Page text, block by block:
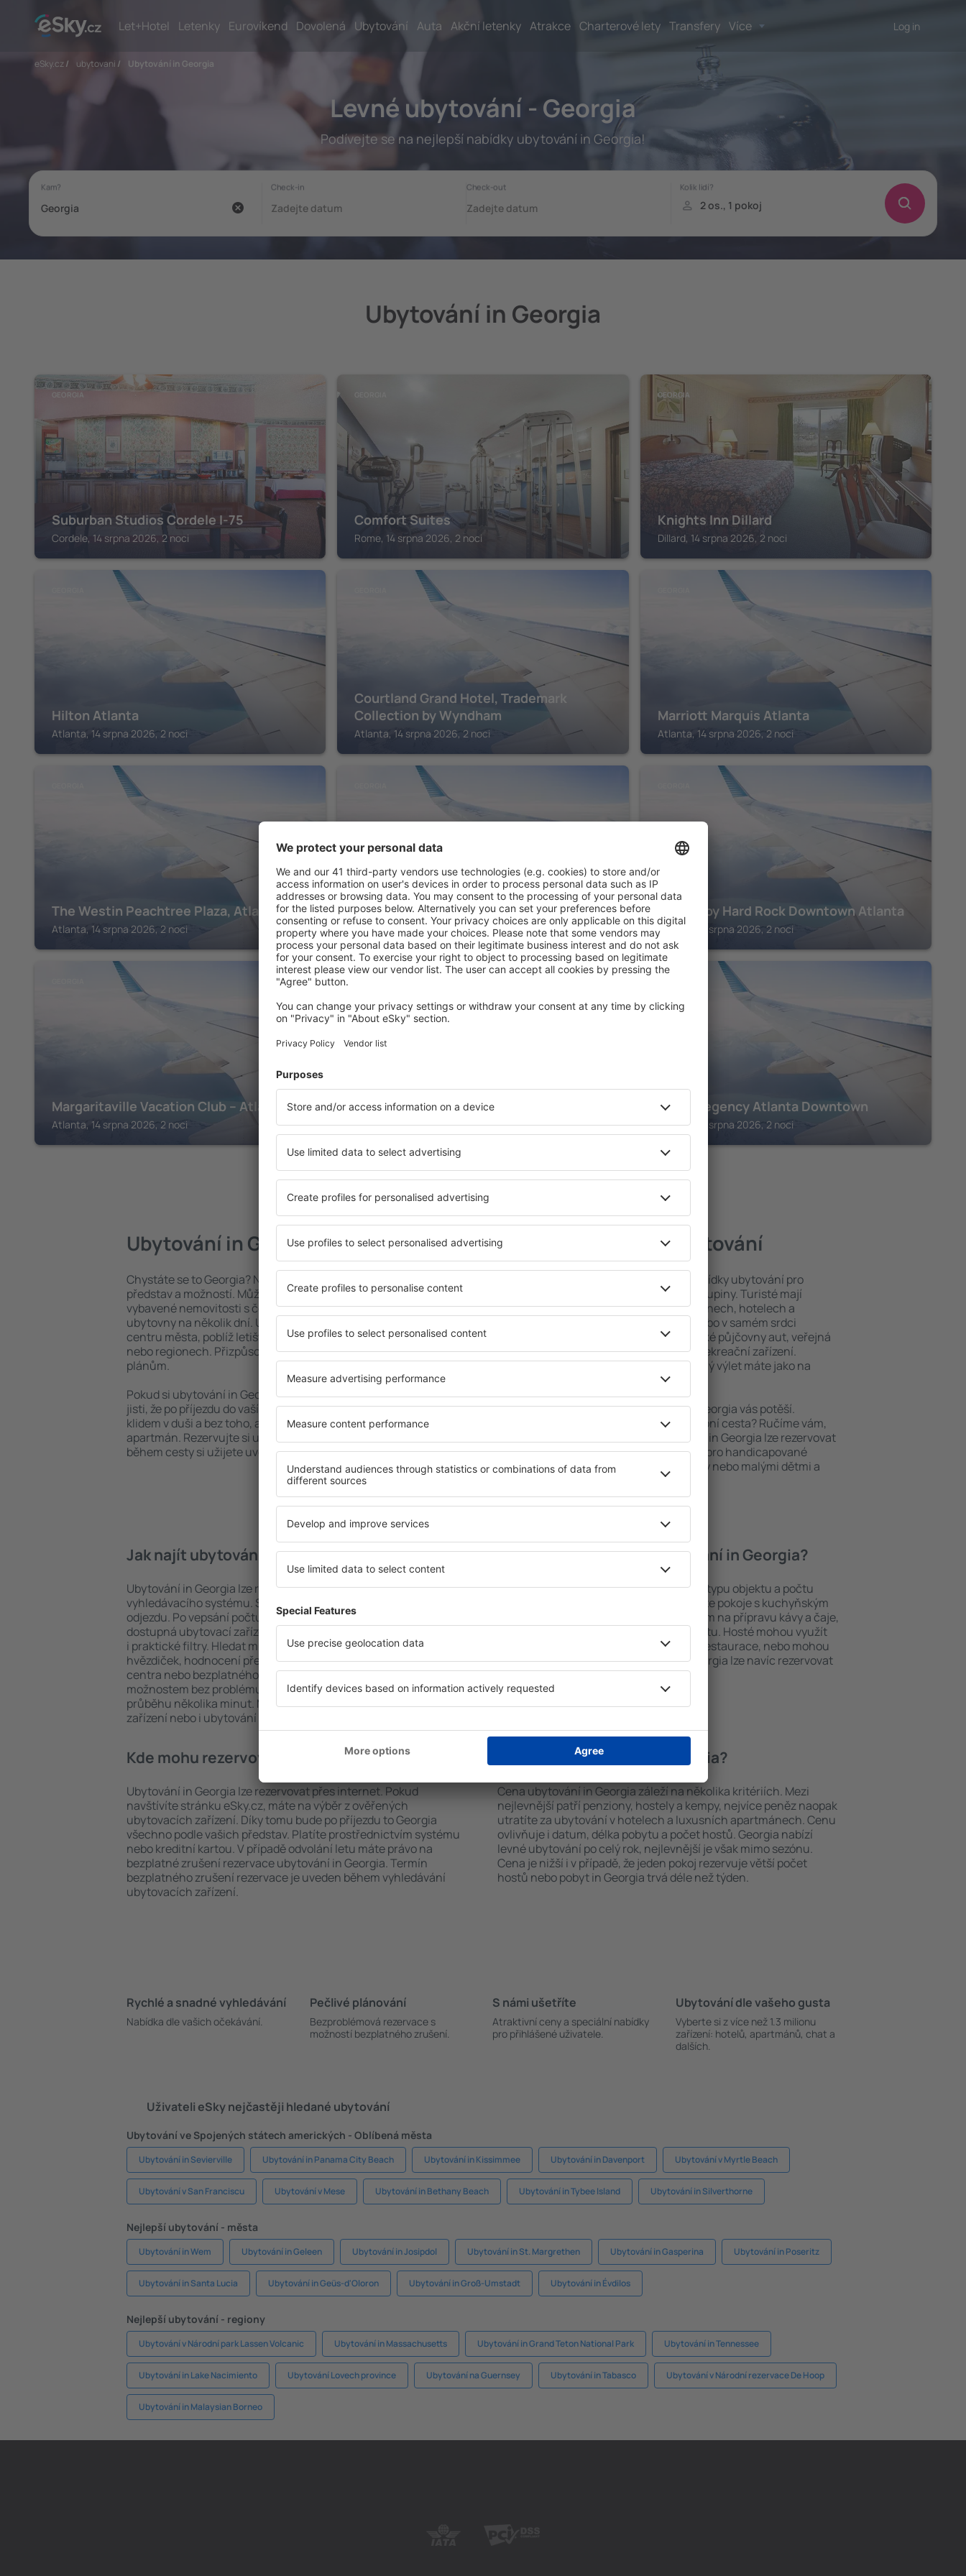
Let+Hotel Letenky Eurovíkend Dovolená Ubytování Auta Akční letenky Atrakce Charterové lety Transfery Více Log in
eSky.cz/ ubytovani / Ubytování in Georgia
Levné ubytování - Georgia
Podívejte se na nejlepší nabídky ubytování in Georgia!
Ubytování in Georgia
GEORGIA
Suburban Studios Cordele I-75
Cordele, 14 srpna 2026, 2 noci
Comfort Suites
Rome, 14 srpna 2026, 2 noci
GEORGIA
Knights Inn Dillard
Dillard, 14 srpna 2026, 2 noci
Hilton Atlanta
Atlanta, 14 srpna 2026, 2 noci
Courtland Grand Hotel, Trademark
Collection by Wyndham
Atlanta, 14 srpna 2026, 2 noci
Marriott Marquis Atlanta
Atlanta, 14 srpna 2026, 2 noci
The Westin Peachtree Plaza, Atlanta
Atlanta, 14 srpna 2026, 2 noci
Omni Atlanta Hotel at Centennial Park
Atlanta, 14 srpna 2026, 2 noci
Reverb by Hard Rock Downtown Atlanta
Atlanta, 14 srpna 2026, 2 noci
Margaritaville Vacation Club – Atlanta
Atlanta, 14 srpna 2026, 2 noci
JW Marriott Atlanta Downtown
Atlanta, 14 srpna 2026, 2 noci
Hyatt Regency Atlanta Downtown
Atlanta, 14 srpna 2026, 2 noci
Podívejte se na další nabídky in Georgia
Ubytování in Georgia
Chystáte se to Georgia? Najděte si ubytování přesně podle vašich
představ a možností. Můžete využít prostorné, komfortně
vybavené nemovitosti s četnými vymoženostmi, jakož i levné
ubytovny na několik dní. Ubytování in Georgia je dostupné v
centru města, poblíž letiště i v méně vyhledávaných okresech
nebo regionech. Přizpůsobte ubytování vašim potřebám a dalším
plánům.
Pokud si ubytování in Georgia zarezervujete včas, můžete si být
jisti, že po příjezdu do vaší destinace si budete moci odpočinout s
klidem v duši a bez toho, abyste museli hledat hotel nebo
apartmán. Rezervujte si ubytování před odjezdem to Georgia a
během cesty si užijete uvolněnou atmosféru.
Georgia – nejlepší ubytování
in Georgia si můžete vybrat ze široké nabídky ubytování pro
jednotlivce, páry, rodiny, seniory nebo skupiny. Turisté mají
možnost přenocovat v různých apartmánech, hotelech a
penzionech – v poklidných oblastech nebo v samém srdci
Georgia. Mezi další výhody patří i nedaleké půjčovny aut, veřejná
doprava, četné obchody, restaurační a rekreační zařízení.
Všechno nezbytné pro nezapomenutelný výlet máte jako na
Pokud toužíte po luxusním ubytování, Georgia vás potěší.
Dokonalá dovolená nebo úspěšná služební cesta? Ručíme vám,
že budete nadmíru spokojeni. Ubytování in Georgia lze rezervovat
v zařízeních s bezbariérovým přístupem pro handicapované
osoby. Na své si přijdou i rodiny s batolaty nebo malými dětmi a
návštěvníci, kteří cestují se zvířaty.
Jak najít ubytování in Georgia?
Ubytování in Georgia lze rychle najít prostřednictvím našeho
vyhledávacího systému. Stačí uvést cíl cesty a termín příjezdu a
odjezdu. Po vepsání počtu cestujících systém rychle najde
dostupná ubytovací zařízení in Georgia. Výběr ubytování usnadní
i praktické filtry. Hledat můžete podle typu zařízení, počtu
hvězdiček, hodnocení předchozích návštěvníků, vzdálenosti od
centra nebo bezplatného zrušení rezervace. Díky těmto
možnostem bez problému najdete ubytování in Georgia v
průběhu několika minut. Můžete rezervovat pouze ubytovací
zařízení nebo i ubytování s letem.
Jaké vybavení nabízí ubytování in Georgia?
Vybavení ubytování in Georgia záleží na typu objektu a počtu
hvězdiček. V dostupných místech najdete pokoje s kuchyňským
koutem, balkonem, klimatizací, přístrojem na přípravu kávy a čaje,
sadou ručníků nebo přístupem k internetu. Hosté mohou využít
bezplatné parkování, objednat si jídla z restaurace, nebo mohou
zvolit hotel s bazénem. Ubytování in Georgia lze navíc rezervovat
se službou přepravy z nebo na letiště.
Kde mohu rezervovat ubytování in Georgia?
Ubytování in Georgia lze rezervovat přes internet. Pokud
navštívíte stránku eSky.cz, máte na výběr z ověřených
ubytovacích zařízení. Díky tomu bude po příjezdu to Georgia
všechno podle vašich představ. Platíte prostřednictvím systému
nebo kreditní kartou. V případě odvolání letu máte právo na
bezplatné zrušení rezervace ubytování in Georgia. Termín
bezplatného zrušení rezervace je uveden během vyhledávání
ubytovacích zařízení.
Kolik stojí ubytování in Georgia?
Cena ubytování in Georgia záleží na několika kritériích. Mezi
nejlevnější patří penziony, hostely a kempy, nejvíce peněz naopak
utratíte za ubytování v hotelech a luxusních apartmánech. Cenu
ovlivňuje i datum, délka pobytu a počet hostů. Georgia nabízí
levné ubytování po celý rok, nejlevnější je však mimo sezónu.
Cena je nižší i v případě, že jeden pokoj rezervuje větší počet
hostů nebo pobyt in Georgia trvá déle než týden.
Rychlé a snadné vyhledávání
Nabídka dle vašich očekávání.
Pečlivé plánování
Bezproblémová rezervace s
možností bezplatného zrušení.
S námi ušetříte
Atraktivní ceny a speciální nabídky
pro přihlášené uživatele.
Ubytování dle vašeho gusta
Vyberte si z více než 1.3 milionu
zařízení: hotelů, apartmánů, chat a
dalších.
Uživateli eSky nejčastěji hledané ubytování
Ubytování ve Spojených státech amerických - Oblíbená města
Ubytování in Sevierville Ubytování in Panama City Beach Ubytování in Kissimmee Ubytování in Davenport Ubytování v Myrtle Beach
Ubytování v San Franciscu Ubytování v Mese Ubytování in Bethany Beach Ubytování in Tybee Island Ubytování in Silverthorne
Nejlepší ubytování - města
Ubytování in Wem Ubytování in Geleen Ubytování in Josipdol Ubytování in St. Margrethen Ubytování in Gasperina Ubytování in Poseritz
Ubytování in Santa Lucia Ubytování in Geüs-d'Oloron Ubytování in Groß-Umstadt Ubytování in Évdilos
Nejlepší ubytování - regiony
Ubytování v Národní park Lassen Volcanic Ubytování in Massachusetts Ubytování in Grand Teton National Park Ubytování in Tennessee
Ubytování in Lake Nacimiento Ubytování Lovech province Ubytování na Guernsey Ubytování in Tabasco Ubytování v Národní rezervace De Hoop
Ubytování in Malaysian Borneo